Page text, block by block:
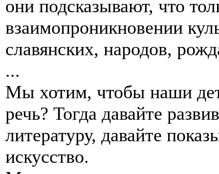
они подсказывают, что
взаимопроникновении
славянских, народов,
...
Мы хотим, чтобы наши
речь? Тогда давайте
литературу, давайте
искусство.